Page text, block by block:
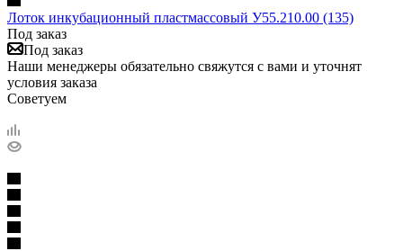
Лоток инкубационный пластмассовый У55.210.00 (135)
Под заказ
Под заказ
Наши менеджеры обязательно свяжутся с вами и уточнят
условия заказа
Советуем